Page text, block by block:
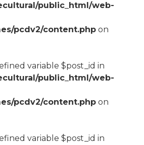
public_html/web-
pcdv2/content.phpon
variable $post_id in
public_html/web-
pcdv2/content.phpon
variable $post_id in